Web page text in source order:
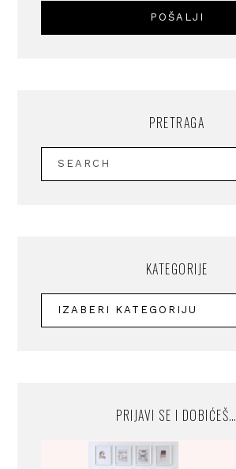
PRETRAGA
KATEGORIJE
PRIJAVI SE I DOBIĆEŠ…